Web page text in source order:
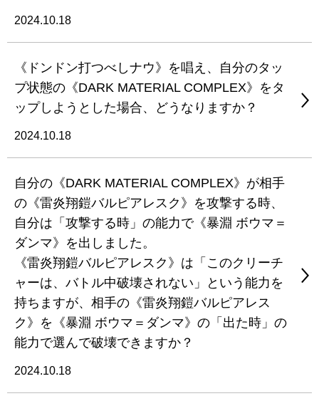
2024.10.18
《ドンドン打つべしナウ》を唱え、自分のタッ
プ状態の《DARK MATERIAL COMPLEX》をタ
ップしようとした場合、どうなりますか？
2024.10.18
自分の《DARK MATERIAL COMPLEX》が相手
の《雷炎翔鎧バルピアレスク》を攻撃する時、
自分は「攻撃する時」の能力で《暴淵 ボウマ＝
ダンマ》を出しました。
《雷炎翔鎧バルピアレスク》は「このクリーチ
ャーは、バトル中破壊されない」という能力を
持ちますが、相手の《雷炎翔鎧バルピアレス
ク》を《暴淵 ボウマ＝ダンマ》の「出た時」の
能力で選んで破壊できますか？
2024.10.18